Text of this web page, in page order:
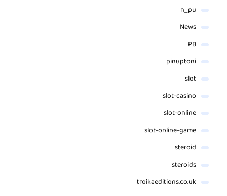
n_pu
News
PB
pinuptoni
slot
slot-casino
slot-online
slot-online-game
steroid
steroids
troikaeditions.co.uk